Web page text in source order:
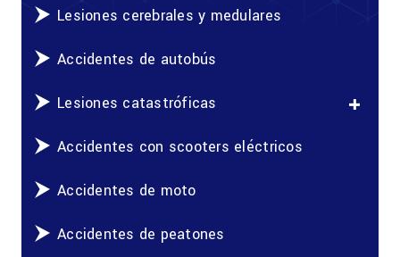
Lesiones cerebrales y medulares
Accidentes de autobús
Lesiones catastróficas
Accidentes con scooters eléctricos
Accidentes de moto
Accidentes de peatones